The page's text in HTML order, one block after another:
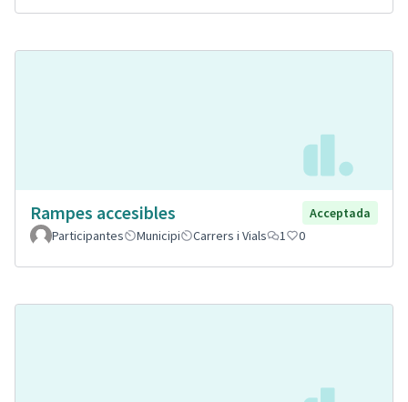
Rampes accesibles
Acceptada
Participantes
Municipi Carrers i Vials 1 0